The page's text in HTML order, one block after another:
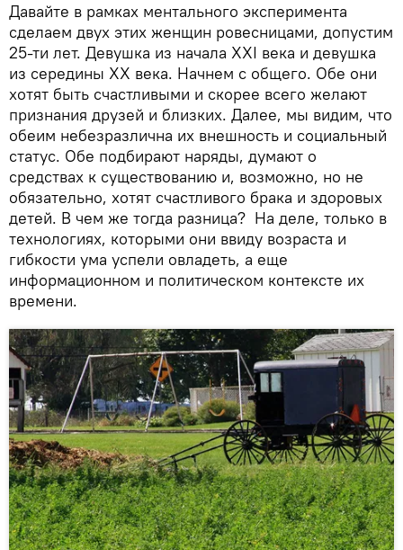
Давайте в рамках ментального эксперимента
сделаем двух этих женщин ровесницами, допустим
25-ти лет. Девушка из начала XXI века и девушка
из середины XX века. Начнем с общего. Обе они
хотят быть счастливыми и скорее всего желают
признания друзей и близких. Далее, мы видим, что
обеим небезразлична их внешность и социальный
статус. Обе подбирают наряды, думают о
средствах к существованию и, возможно, но не
обязательно, хотят счастливого брака и здоровых
детей. В чем же тогда разница? На деле, только в
технологиях, которыми они ввиду возраста и
гибкости ума успели овладеть, а еще
информационном и политическом контексте их
времени.